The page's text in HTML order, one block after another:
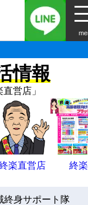
情報
直営店」
楽直営店 終楽
終身サポート隊